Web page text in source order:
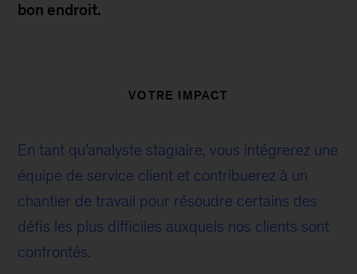
bon endroit.
VOTRE IMPACT
En tant qu’analyste stagiaire, vous intégrerez une
équipe de service client et contribuerez à un
chantier de travail pour résoudre certains des
défis les plus difficiles auxquels nos clients sont
confrontés.